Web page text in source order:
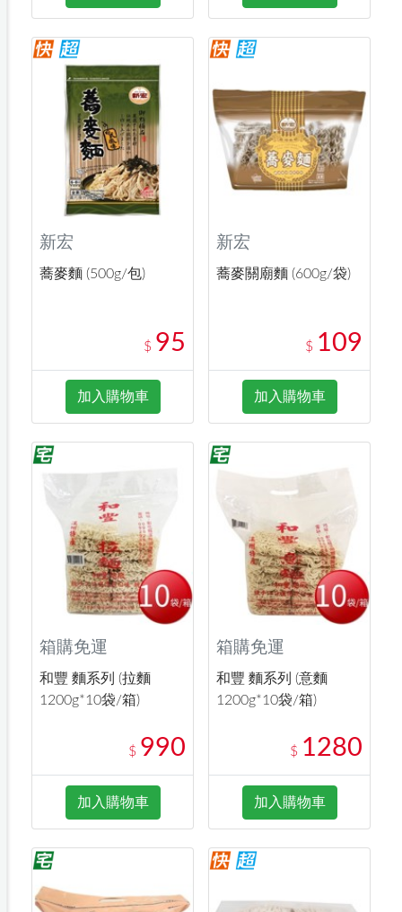
新宏
蕎麥麵 (500g/包)
$ 95
加入購物車
新宏
蕎麥關廟麵 (600g/袋)
$ 109
加入購物車
箱購免運
和豐 麵系列 (拉麵
1200g*10袋/箱)
$ 990
加入購物車
箱購免運
和豐 麵系列 (意麵
1200g*10袋/箱)
$ 1280
加入購物車